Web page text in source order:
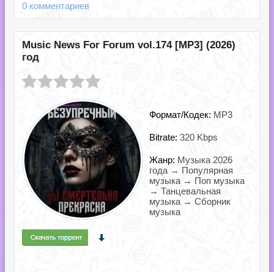
0 комментариев
Music News For Forum vol.174 [MP3] (2026)
год
Формат/Кодек: MP3
Bitrate: 320 Kbps
Жанр: Музыка 2026
года → Популярная
музыка → Поп музыка
→ Танцевальная
музыка → Сборник
музыка